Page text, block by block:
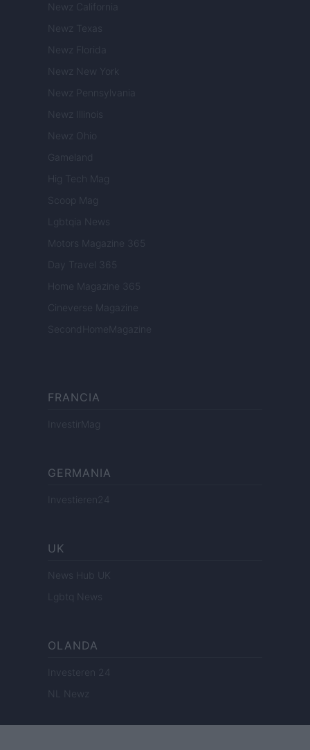
Newz California
Newz Texas
Newz Florida
Newz New York
Newz Pennsylvania
Newz Illinois
Newz Ohio
Gameland
Hig Tech Mag
Scoop Mag
Lgbtqia News
Motors Magazine 365
Day Travel 365
Home Magazine 365
Cineverse Magazine
SecondHomeMagazine
FRANCIA
InvestirMag
GERMANIA
Investieren24
UK
News Hub UK
Lgbtq News
OLANDA
Investeren 24
NL Newz